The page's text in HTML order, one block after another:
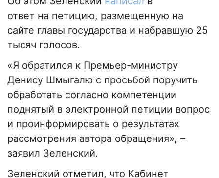
ответ на петицию, размещенную на
сайте главы государства и набравшую 25
тысяч голосов.
«Я обратился к Премьер-министру
Денису Шмыгалю с просьбой поручить
обработать согласно компетенции
поднятый в электронной петиции вопрос
и проинформировать о результатах
рассмотрения автора обращения», –
заявил Зеленский.
Зеленский отметил, что Кабинет